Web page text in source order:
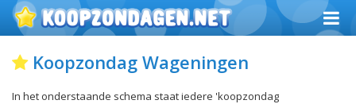
Koopzondag Wageningen
In het onderstaande schema staat iedere 'koopzondag